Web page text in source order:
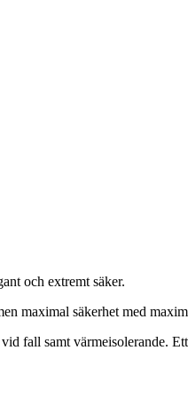
och extremt säker.
maximal säkerhet med
fall samt värmeisolerande.